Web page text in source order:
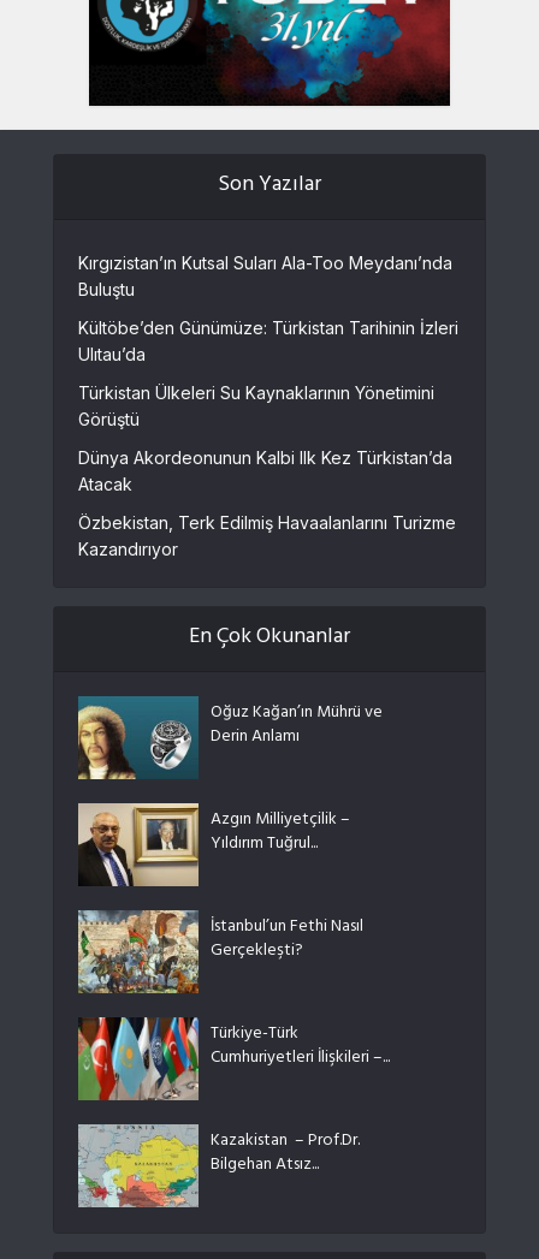
Son Yazılar
Kırgızistan’ın Kutsal Suları Ala-Too Meydanı’nda
Buluştu
Kültöbe’den Günümüze: Türkistan Tarihinin İzleri
Ulıtau’da
Türkistan Ülkeleri Su Kaynaklarının Yönetimini
Görüştü
Dünya Akordeonunun Kalbi Ilk Kez Türkistan’da
Atacak
Özbekistan, Terk Edilmiş Havaalanlarını Turizme
Kazandırıyor
En Çok Okunanlar
Oğuz Kağan’ın Mührü ve
Derin Anlamı
Azgın Milliyetçilik –
Yıldırım Tuğrul...
İstanbul’un Fethi Nasıl
Gerçekleşti?
Türkiye-Türk
Cumhuriyetleri İlişkileri –...
Kazakistan – Prof.Dr.
Bilgehan Atsız...